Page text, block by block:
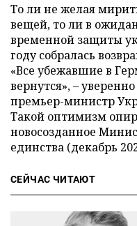
То ли не желая
вещей, то ли в
временной защиты
году собралась
«Все убежавшие в
вернутся», –
премьер-министр
Такой оптимизм
новосозданное
единства (декабрь
СЕЙЧАС ЧИТАЮТ